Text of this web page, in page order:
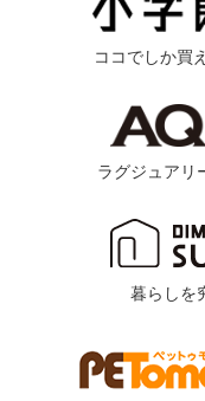
ココでしか買
ラグジュアリ
暮らしを